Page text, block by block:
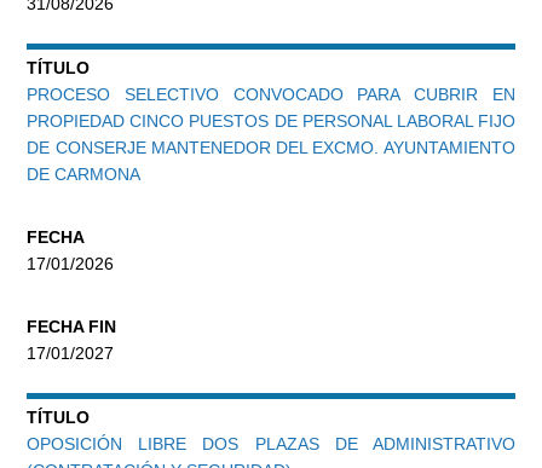
TÍTULO
PROCESO SELECTIVO CONVOCADO PARA CUBRIR EN
PROPIEDAD CINCO PUESTOS DE PERSONAL LABORAL FIJO
DE CONSERJE MANTENEDOR DEL EXCMO. AYUNTAMIENTO
DE CARMONA
FECHA
17/01/2026
FECHA FIN
17/01/2027
TÍTULO
OPOSICIÓN LIBRE DOS PLAZAS DE ADMINISTRATIVO